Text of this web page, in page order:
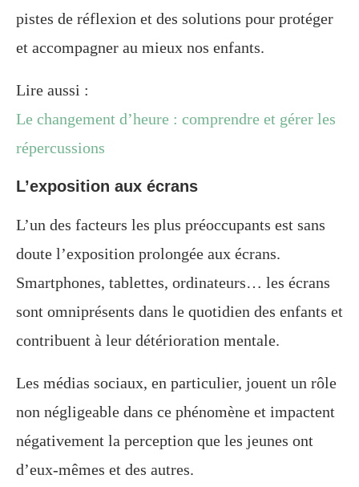
pistes de réflexion et des solutions pour protéger
et accompagner au mieux nos enfants.
Lire aussi :
Le changement d’heure : comprendre et gérer les
répercussions
L’exposition aux écrans
L’un des facteurs les plus préoccupants est sans
doute l’exposition prolongée aux écrans.
Smartphones, tablettes, ordinateurs… les écrans
sont omniprésents dans le quotidien des enfants et
contribuent à leur détérioration mentale.
Les médias sociaux, en particulier, jouent un rôle
non négligeable dans ce phénomène et impactent
négativement la perception que les jeunes ont
d’eux-mêmes et des autres.